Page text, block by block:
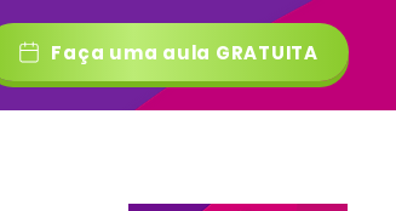
Faça uma aula GRATUITA